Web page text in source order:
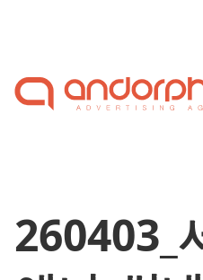
260403_